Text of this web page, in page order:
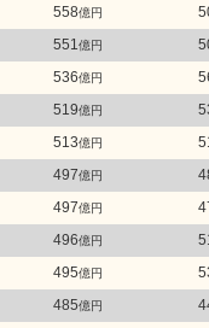
558億円
551億円
536億円
519億円
513億円
497億円
497億円
496億円
495億円
485億円